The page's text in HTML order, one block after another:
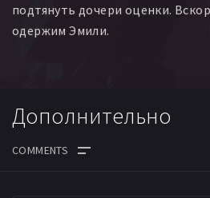
подтянуть дочери оценки.
одержим Эмили.
Дополнительно